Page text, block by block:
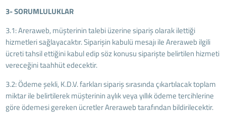
3- SORUMLULUKLAR
3.1: Areraweb, müşterinin talebi üzerine sipariş olarak ilettiği
hizmetleri sağlayacaktır. Siparişin kabulü mesajı ile Areraweb ilgili
ücreti tahsil ettiğini kabul edip söz konusu siparişte belirtilen hizmeti
vereceğini taahhüt edecektir.
3.2: Ödeme şekli, K.D.V. farkları sipariş sırasında çıkartılacak toplam
miktar ile belirtilerek müşterinin aylık veya yıllık ödeme tercihlerine
göre ödemesi gereken ücretler Areraweb tarafından bildirilecektir.